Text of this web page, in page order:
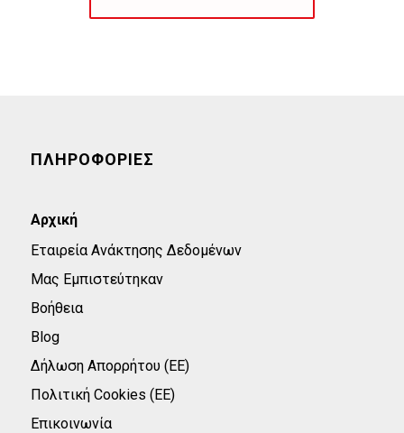
ΠΛΗΡΟΦΟΡΙΕΣ
Αρχική
Εταιρεία Ανάκτησης Δεδομένων
Μας Εμπιστεύτηκαν
Βοήθεια
Blog
Δήλωση Απορρήτου (ΕΕ)
Πολιτική Cookies (ΕΕ)
Επικοινωνία